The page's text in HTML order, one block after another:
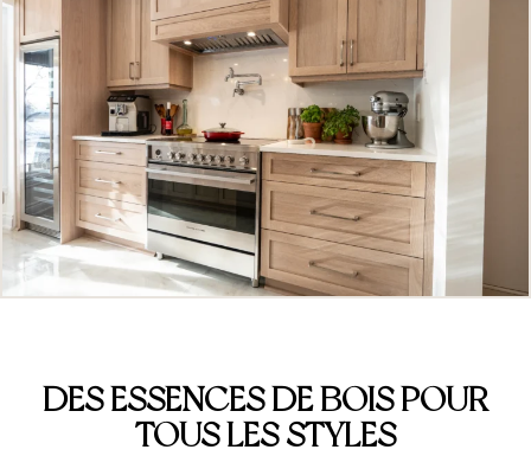
DES ESSENCES DE BOIS POUR
TOUS LES STYLES